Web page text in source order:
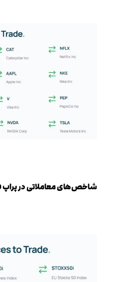
شاخص‌های معاملاتی در